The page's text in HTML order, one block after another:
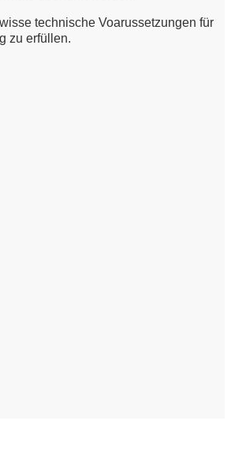
technische Voarussetzungen für
zu erfüllen.